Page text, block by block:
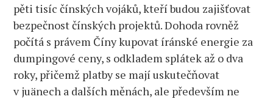
pěti tisíc čínských vojáků, kteří budou zajišťovat
bezpečnost čínských projektů. Dohoda rovněž
počítá s právem Číny kupovat íránské energie za
dumpingové ceny, s odkladem splátek až o dva
roky, přičemž platby se mají uskutečňovat
v juänech a dalších měnách, ale především ne